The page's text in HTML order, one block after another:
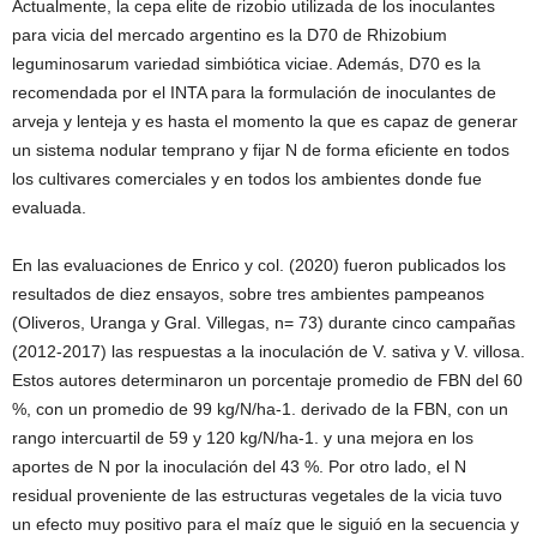
Actualmente, la cepa elite de rizobio utilizada de los inoculantes
para vicia del mercado argentino es la D70 de Rhizobium
leguminosarum variedad simbiótica viciae. Además, D70 es la
recomendada por el INTA para la formulación de inoculantes de
arveja y lenteja y es hasta el momento la que es capaz de generar
un sistema nodular temprano y fijar N de forma eficiente en todos
los cultivares comerciales y en todos los ambientes donde fue
evaluada.
En las evaluaciones de Enrico y col. (2020) fueron publicados los
resultados de diez ensayos, sobre tres ambientes pampeanos
(Oliveros, Uranga y Gral. Villegas, n= 73) durante cinco campañas
(2012-2017) las respuestas a la inoculación de V. sativa y V. villosa.
Estos autores determinaron un porcentaje promedio de FBN del 60
%, con un promedio de 99 kg/N/ha-1. derivado de la FBN, con un
rango intercuartil de 59 y 120 kg/N/ha-1. y una mejora en los
aportes de N por la inoculación del 43 %. Por otro lado, el N
residual proveniente de las estructuras vegetales de la vicia tuvo
un efecto muy positivo para el maíz que le siguió en la secuencia y